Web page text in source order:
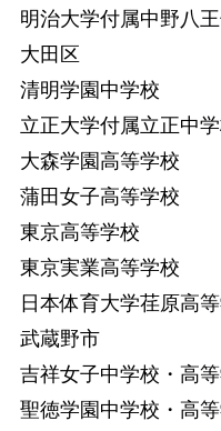
明治大学付属中野八
大田区
清明学園中学校
立正大学付属立正中
大森学園高等学校
蒲田女子高等学校
東京高等学校
東京実業高等学校
日本体育大学荏原高
武蔵野市
吉祥女子中学校・高
聖徳学園中学校・高